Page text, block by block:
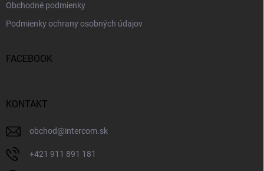
Obchodné podmienky
Podmienky ochrany osobných údajov
FACEBOOK
KONTAKT
obchod@intercom.sk
+421 911 891 181